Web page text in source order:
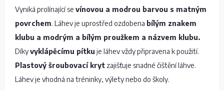
Vyniká prolínající se vínovou a modrou barvou s matným
povrchem. Láhev je uprostřed ozdobena bílým znakem
klubu a modrým a bílým proužkem a názvem klubu.
Díkyvyklápěcímu pítku je láhev vždy připravena k použití.
Plastový šroubovací kryt zajišťuje snadné čištění láhve.
Láhev je vhodná na tréninky, výlety nebo do školy.